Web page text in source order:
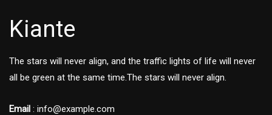
Kiante
The stars will never align, and the traffic lights of life will never
all be green at the same time.The stars will never align.
Email : info@example.com